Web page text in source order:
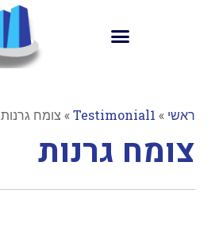
ראשי »
Testimonial1
» צומח גרנות
צומח גרנות